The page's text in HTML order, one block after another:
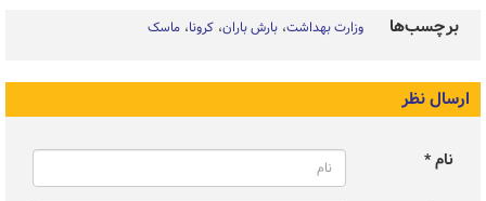
برچسب‌ها وزارت بهداشت بارش باران کرونا ماسک
ارسال نظر
نام *